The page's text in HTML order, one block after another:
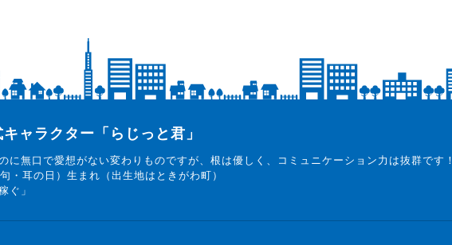
ャラクター「らじっと君」
に無口で愛想がない変わりものですが、根は優しく、コミュニケーション力は抜群です！
・耳の日）生まれ（出生地はときがわ町）
ぐ」